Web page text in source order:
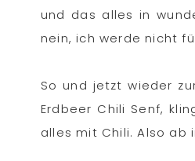
und das alles in
nein, ich werde nicht
So und jetzt wieder
Erdbeer Chili Senf,
alles mit Chili. Also ab